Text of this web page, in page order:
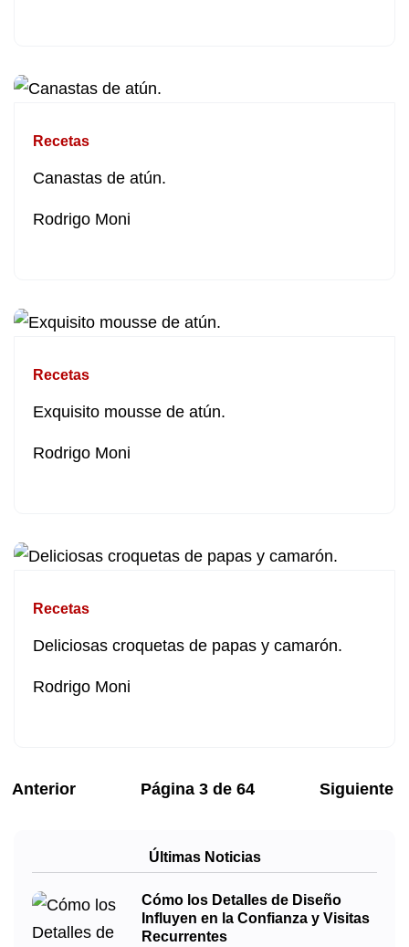
Recetas
Canastas de atún.
Rodrigo Moni
Recetas
Exquisito mousse de atún.
Rodrigo Moni
Recetas
Deliciosas croquetas de papas y camarón.
Rodrigo Moni
Anterior Página 3 de 64 Siguiente
Últimas Noticias
Cómo los Detalles de Diseño
Influyen en la Confianza y Visitas
Recurrentes